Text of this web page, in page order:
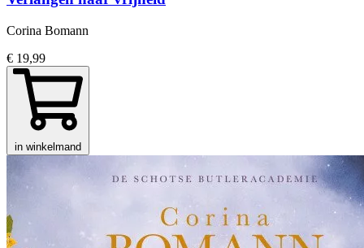
Corina Bomann
€ 19,99
in winkelmand